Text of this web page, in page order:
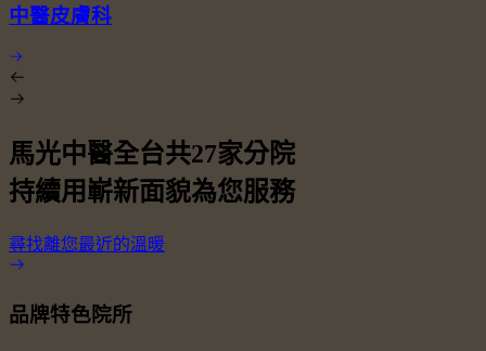
中醫皮膚科
馬光中醫全台共27家分院
持續用嶄新面貌為您服務
尋找離您最近的溫暖
品牌特色院所